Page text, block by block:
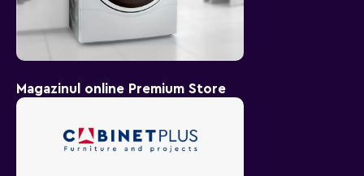
Magazinul online Premium Store